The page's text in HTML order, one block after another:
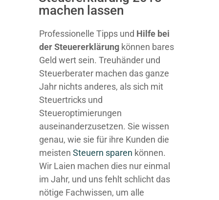
machen lassen
Professionelle Tipps und Hilfe bei
der Steuererklärung können bares
Geld wert sein. Treuhänder und
Steuerberater machen das ganze
Jahr nichts anderes, als sich mit
Steuertricks und
Steueroptimierungen
auseinanderzusetzen. Sie wissen
genau, wie sie für ihre Kunden die
meisten Steuern sparen können.
Wir Laien machen dies nur einmal
im Jahr, und uns fehlt schlicht das
nötige Fachwissen, um alle